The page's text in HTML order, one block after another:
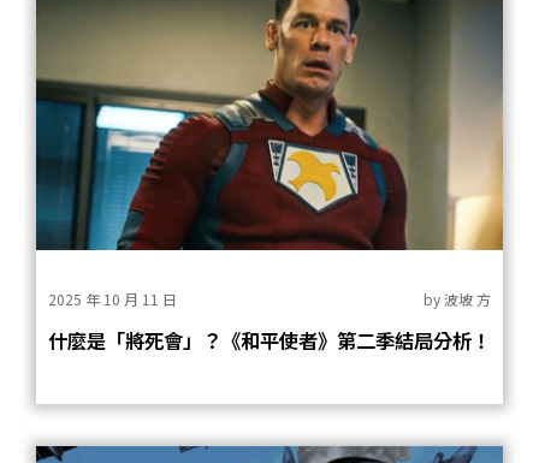
2025 年 10 月 11 日 by波坡 方
什麼是「將死會」？《和平使者》第二季結局分析！